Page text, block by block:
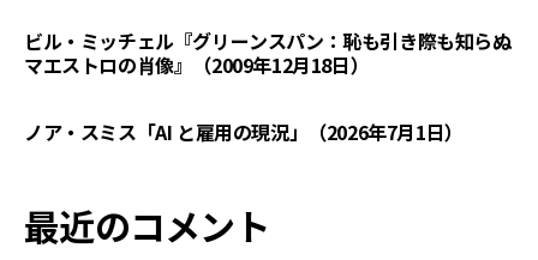
ビル・ミッチェル『グリーンスパン：恥も引き際も知らぬ
マエストロの肖像』（2009年12月18日）
ノア・スミス「AI と雇用の現況」（2026年7月1日）
最近のコメント